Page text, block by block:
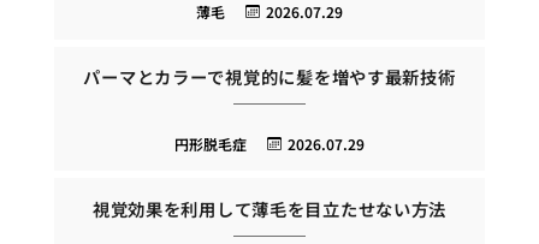
2026.07.29
薄毛
パーマとカラーで視覚的に髪を増やす最新技術
2026.07.29
円形脱毛症
視覚効果を利用して薄毛を目立たせない方法